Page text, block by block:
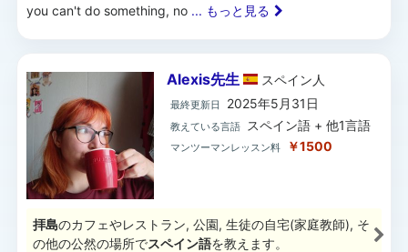
you can't do something, no ... もっと見る
Alexis先生 スペイン 人
最終更新日 2025年5月31日
教えている言語 スペイン語 + 他1言語
マンツーマンレッスン料 ￥1500
拝島のカフェやレストラン, 公園, 生徒の自宅(家庭教師), そ
の他の公然の場所でスペイン語を教えます。